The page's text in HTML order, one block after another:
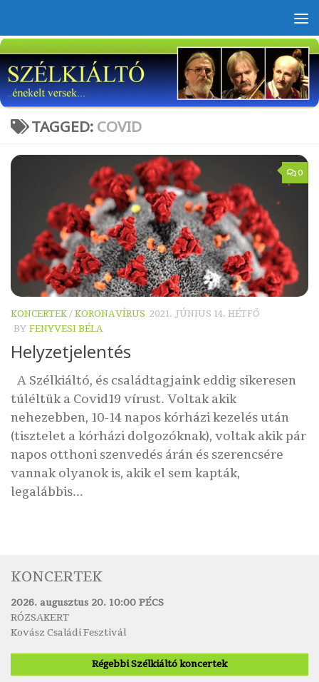
TAGGED: COVID
0
KONCERTEK/KORONAVÍRUS 2021. JÚNIUS 14. HÉTFŐ
BY FENYVESI BÉLA
Helyzetjelentés
A Szélkiáltó, és családtagjaink eddig sikeresen
túléltük a Covid19 vírust. Voltak akik
nehezebben, 10-14 napos kórházi kezelés után
(tisztelet a kórházi dolgozóknak), voltak akik pár
napos otthoni szenvedés árán és szerencsére
vannak olyanok is, akik el sem kapták,
legalábbis...
KONCERTEK
2026. augusztus 20. 10:00 PÉCS
RÓZSAKERT
Kovász Családi Fesztivál
Régebbi Szélkiáltó koncertek